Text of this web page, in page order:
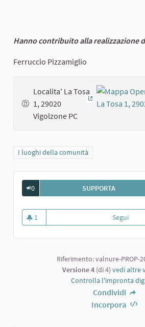
Hanno contribuito alla realizzazione
Ferruccio Pizzamiglio
Localita' La Tosa
1, 29020
Vigolzone PC
(Collegamento
Filtra i risultati per categoria: I luoghi della
I luoghi della comunità
0 SUPPORTAMUSEO
1
1 sostenitori
Segui
Riferimento: valnure-PROP-
Versione 4 (di 4) vedi altre
Controlla l'impronta
Condividi
Incorpora